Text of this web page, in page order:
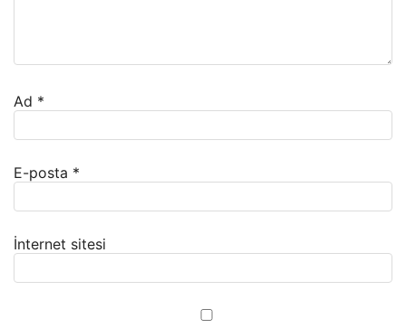
Ad *
E-posta *
İnternet sitesi